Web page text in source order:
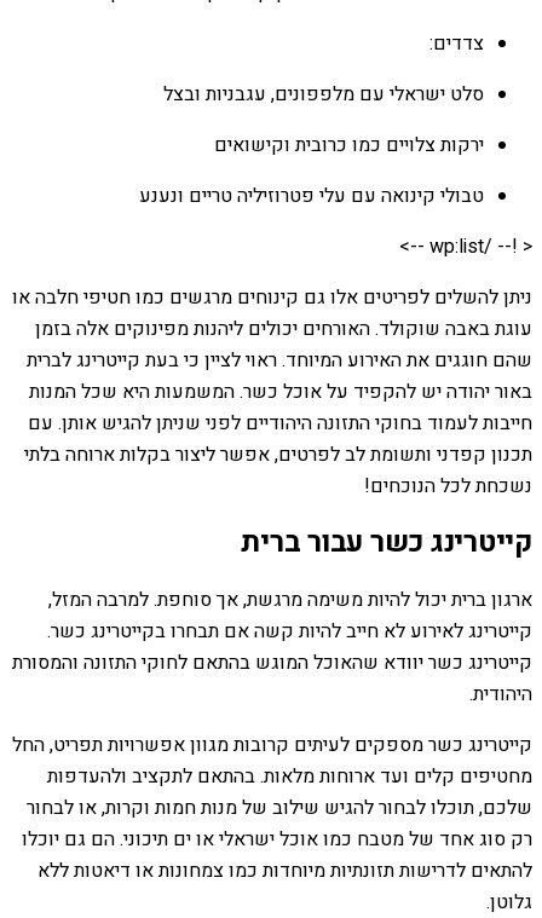
צדדים:
סלט ישראלי עם מלפפונים, עגבניות ובצל
ירקות צלויים כמו כרובית וקישואים
טבולי קינואה עם עלי פטרוזיליה טריים ונענע
< !-- /wp:list -->
ניתן להשלים לפריטים אלו גם קינוחים מרגשים כמו חטיפי חלבה או
עוגת באבה שוקולד. האורחים יכולים ליהנות מפינוקים אלה בזמן
שהם חוגגים את האירוע המיוחד. ראוי לציין כי בעת קייטרינג לברית
באור יהודה יש להקפיד על אוכל כשר. המשמעות היא שכל המנות
חייבות לעמוד בחוקי התזונה היהודיים לפני שניתן להגיש אותן. עם
תכנון קפדני ותשומת לב לפרטים, אפשר ליצור בקלות ארוחה בלתי
נשכחת לכל הנוכחים!
קייטרינג כשר עבור ברית
ארגון ברית יכול להיות משימה מרגשת, אך סוחפת. למרבה המזל,
קייטרינג לאירוע לא חייב להיות קשה אם תבחרו בקייטרינג כשר.
קייטרינג כשר יוודא שהאוכל המוגש בהתאם לחוקי התזונה והמסורת
היהודית.
קייטרינג כשר מספקים לעיתים קרובות מגוון אפשרויות תפריט, החל
מחטיפים קלים ועד ארוחות מלאות. בהתאם לתקציב ולהעדפות
שלכם, תוכלו לבחור להגיש שילוב של מנות חמות וקרות, או לבחור
רק סוג אחד של מטבח כמו אוכל ישראלי או ים תיכוני. הם גם יוכלו
להתאים לדרישות תזונתיות מיוחדות כמו צמחונות או דיאטות ללא
גלוטן.